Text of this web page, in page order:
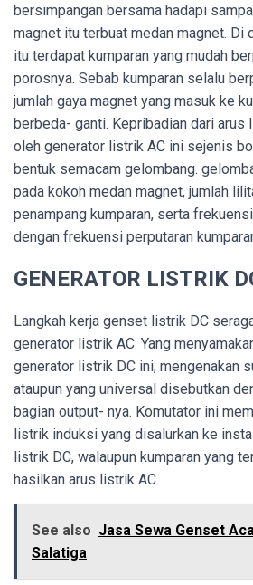
bersimpangan bersama hadapi
magnet itu terbuat medan magnet. Di
itu terdapat kumparan yang mudah
porosnya. Sebab kumparan selalu
jumlah gaya magnet yang masuk ke
berbeda- ganti. Kepribadian dari arus
oleh generator listrik AC ini sejenis
bentuk semacam gelombang.
pada kokoh medan magnet, jumlah
penampang kumparan, serta
dengan frekuensi perputaran
GENERATOR LISTRIK
Langkah kerja genset listrik DC
generator listrik AC. Yang
generator listrik DC ini, mengenakan
ataupun yang universal disebutkan
bagian output- nya. Komutator ini
listrik induksi yang disalurkan ke
listrik DC, walaupun kumparan yang
hasilkan arus listrik AC.
See also Jasa Sewa Genset
Salatiga